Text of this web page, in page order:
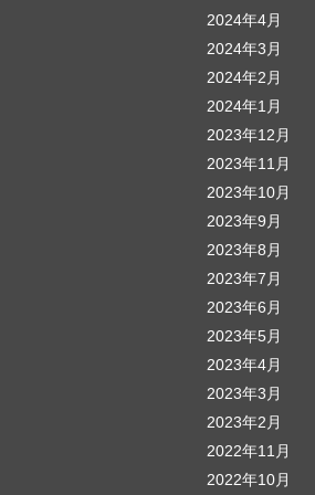
2024年4月
2024年3月
2024年2月
2024年1月
2023年12月
2023年11月
2023年10月
2023年9月
2023年8月
2023年7月
2023年6月
2023年5月
2023年4月
2023年3月
2023年2月
2022年11月
2022年10月